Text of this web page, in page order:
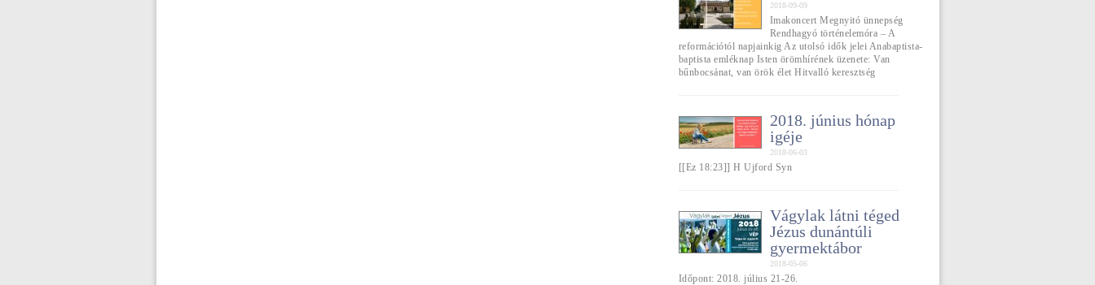
2018-09-09
Imakoncert Megnyitó ünnepség
Rendhagyó történelemóra – A
reformációtól napjainkig Az utolsó idők jelei Anabaptista-
baptista emléknap Isten örömhírének üzenete: Van
bűnbocsánat, van örök élet Hitvalló keresztség
2018. június hónap
igéje
2018-06-03
[[Ez 18:23]] H Ujford Syn
Vágylak látni téged
Jézus dunántúli
gyermektábor
2018-05-06
Időpont: 2018. július 21-26.